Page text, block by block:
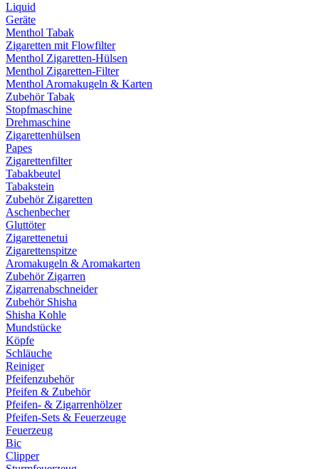
Liquid
Geräte
Menthol Tabak
Zigaretten mit Flowfilter
Menthol Zigaretten-Hülsen
Menthol Zigaretten-Filter
Menthol Aromakugeln & Karten
Zubehör Tabak
Stopfmaschine
Drehmaschine
Zigarettenhülsen
Papes
Zigarettenfilter
Tabakbeutel
Tabakstein
Zubehör Zigaretten
Aschenbecher
Gluttöter
Zigarettenetui
Zigarettenspitze
Aromakugeln & Aromakarten
Zubehör Zigarren
Zigarrenabschneider
Zubehör Shisha
Shisha Kohle
Mundstücke
Köpfe
Schläuche
Reiniger
Pfeifenzubehör
Pfeifen & Zubehör
Pfeifen- & Zigarrenhölzer
Pfeifen-Sets & Feuerzeuge
Feuerzeug
Bic
Clipper